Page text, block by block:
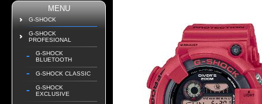
MENU
G-SHOCK
G-SHOCK
PROFESIONAL
G-SHOCK
BLUETOOTH
G-SHOCK CLASSIC
G-SHOCK
EXCLUSIVE